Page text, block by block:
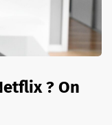
? On